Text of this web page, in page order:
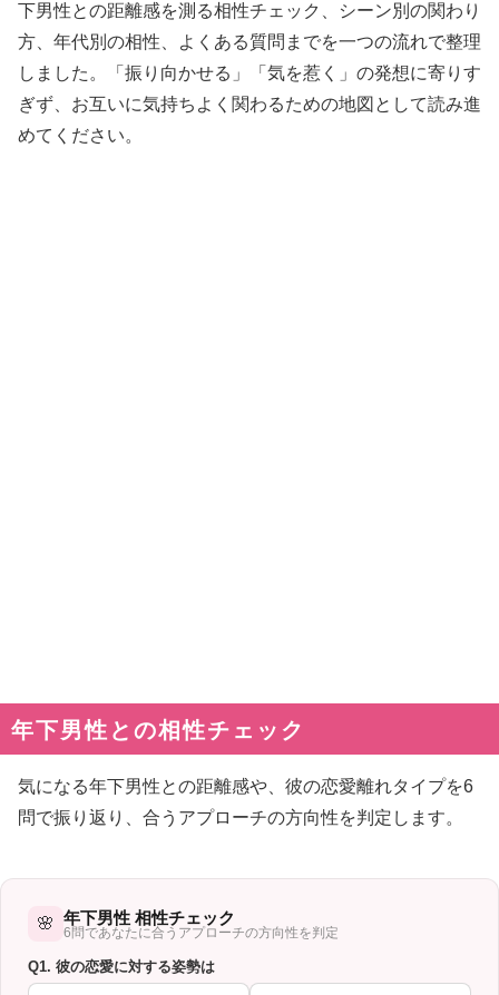
下男性との距離感を測る相性チェック、シーン別の関わり
方、年代別の相性、よくある質問までを一つの流れで整理
しました。「振り向かせる」「気を惹く」の発想に寄りす
ぎず、お互いに気持ちよく関わるための地図として読み進
めてください。
年下男性との相性チェック
気になる年下男性との距離感や、彼の恋愛離れタイプを6
問で振り返り、合うアプローチの方向性を判定します。
🌸 年下男性 相性チェック
6問であなたに合うアプローチの方向性を判定
Q1. 彼の恋愛に対する姿勢は